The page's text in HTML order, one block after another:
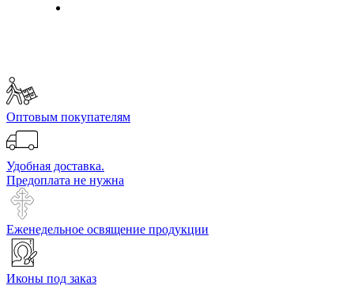
Оптовым покупателям
Удобная доставка.
Предоплата не нужна
Еженедельное освящение продукции
Иконы под заказ